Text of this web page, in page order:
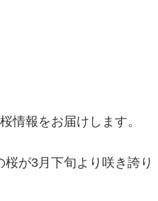
情報をお届けします。
が3月下旬より咲き誇り